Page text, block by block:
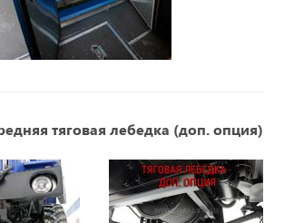
тяговая лебедка (доп. опция)